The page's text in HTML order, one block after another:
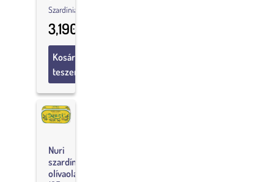
Szardínia
3,190
Kosárba
teszem
Nuri
szardínia
olívaolajban,